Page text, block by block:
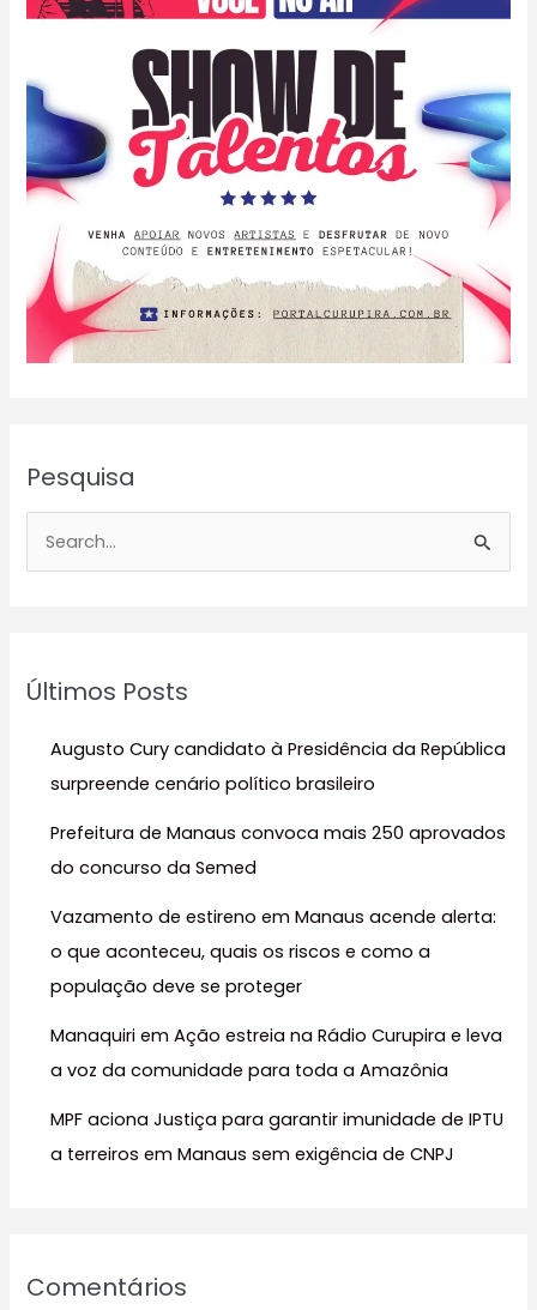
Pesquisa
iÚltimos Posts
Augusto Cury candidato à Presidência da República
surpreende cenário político brasileiro
Prefeitura de Manaus convoca mais 250 aprovados
do concurso da Semed
Vazamento de estireno em Manaus acende alerta:
o que aconteceu, quais os riscos e como a
população deve se proteger
Manaquiri em Ação estreia na Rádio Curupira e leva
a voz da comunidade para toda a Amazônia
MPF aciona Justiça para garantir imunidade de IPTU
a terreiros em Manaus sem exigência de CNPJ
Comentários